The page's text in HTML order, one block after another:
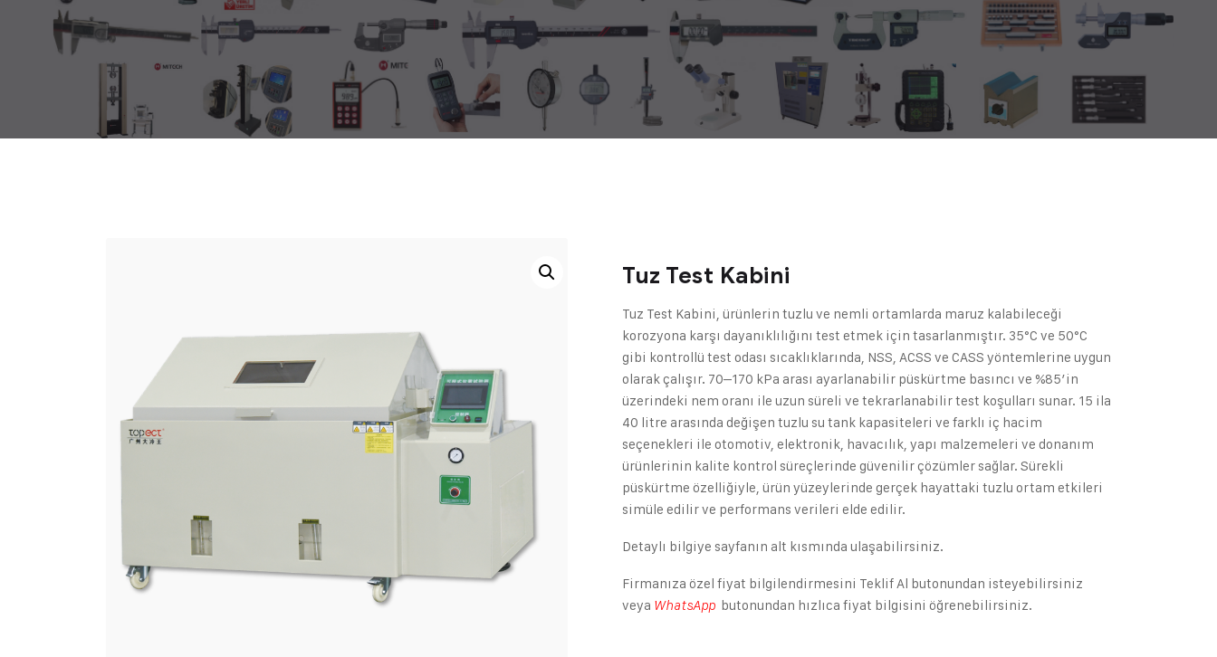
Tuz Test Kabini
Tuz Test Kabini, ürünlerin tuzlu ve nemli ortamlarda maruz kalabileceği
korozyona karşı dayanıklılığını test etmek için tasarlanmıştır. 35°C ve 50°C
gibi kontrollü test odası sıcaklıklarında, NSS, ACSS ve CASS yöntemlerine uygun
olarak çalışır. 70–170 kPa arası ayarlanabilir püskürtme basıncı ve %85’in
üzerindeki nem oranı ile uzun süreli ve tekrarlanabilir test koşulları sunar. 15 ila
40 litre arasında değişen tuzlu su tank kapasiteleri ve farklı iç hacim
seçenekleri ile otomotiv, elektronik, havacılık, yapı malzemeleri ve donanım
ürünlerinin kalite kontrol süreçlerinde güvenilir çözümler sağlar. Sürekli
püskürtme özelliğiyle, ürün yüzeylerinde gerçek hayattaki tuzlu ortam etkileri
simüle edilir ve performans verileri elde edilir.
Detaylı bilgiye sayfanın alt kısmında ulaşabilirsiniz.
Firmanıza özel fiyat bilgilendirmesini Teklif Al butonundan isteyebilirsiniz
veya WhatsApp butonundan hızlıca fiyat bilgisini öğrenebilirsiniz.